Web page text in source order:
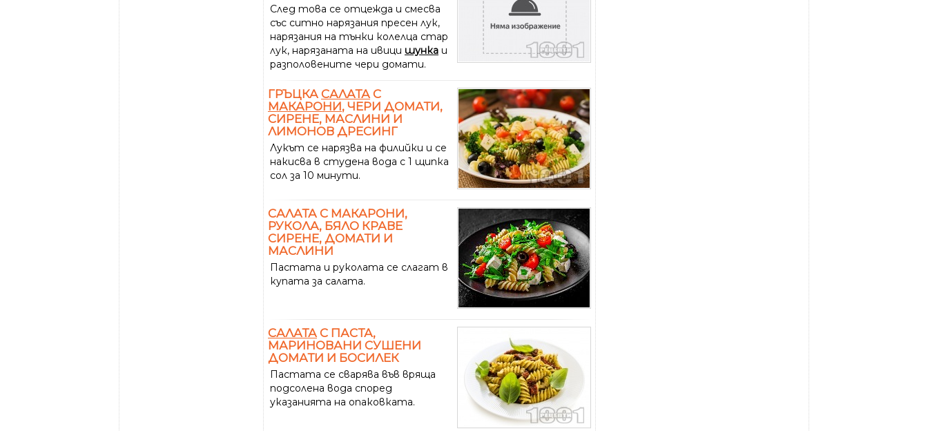
След това се отцежда и смесва
със ситно нарязания пресен лук,
нарязания на тънки колелца стар
лук, нарязаната на ивици шунка и
разполовените чери домати.
ГРЪЦКА САЛАТА С
МАКАРОНИ, ЧЕРИ ДОМАТИ,
СИРЕНЕ, МАСЛИНИ И
ЛИМОНОВ ДРЕСИНГ
Лукът се нарязва на филийки и се
накисва в студена вода с 1 щипка
сол за 10 минути.
САЛАТА С МАКАРОНИ,
РУКОЛА, БЯЛО КРАВЕ
СИРЕНЕ, ДОМАТИ И
МАСЛИНИ
Пастата и руколата се слагат в
купата за салата.
САЛАТА С ПАСТА,
МАРИНОВАНИ СУШЕНИ
ДОМАТИ И БОСИЛЕК
Пастата се сварява във вряща
подсолена вода според
указанията на опаковката.